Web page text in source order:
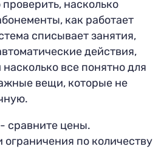
насколько
как работает
списывает занятия,
действия,
все понятно для
вещи, которые не
сравните цены.
ограничения по количеству